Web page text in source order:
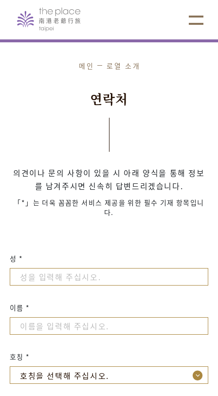
메인 로열 소개
연락처
의견이나 문의 사항이 있을 시 아래 양식을 통해 정보
를 남겨주시면 신속히 답변드리겠습니다.
「*」는 더욱 꼼꼼한 서비스 제공을 위한 필수 기재 항목입니
다.
성 *
이름 *
호칭 *